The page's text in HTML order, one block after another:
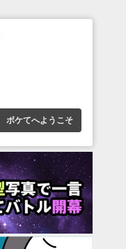
ボケてへようこそ